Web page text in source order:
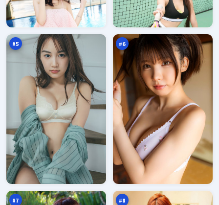
#5
飓
风
疑
踪
96
#6
弧
光
绝
路
书
96
万
#7
沉
舟
代
码
95
万
#8
暮
围
猎
94
万